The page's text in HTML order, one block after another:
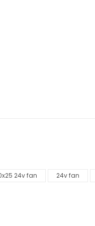
24v fan 24v fan